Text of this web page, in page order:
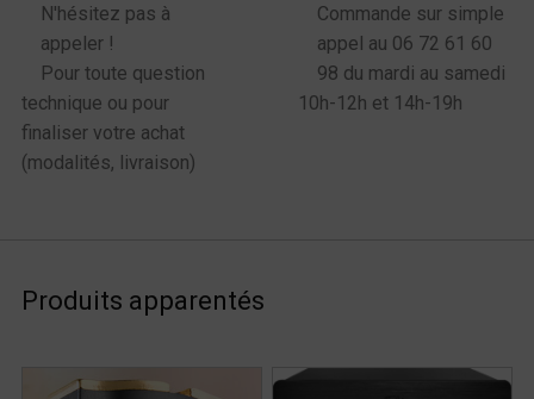
N'hésitez pas à
appeler !
Pour toute question
technique ou pour
finaliser votre achat
(modalités, livraison)
Commande sur simple
appel au 06 72 61 60
98 du mardi au samedi
10h-12h et 14h-19h
Produits apparentés